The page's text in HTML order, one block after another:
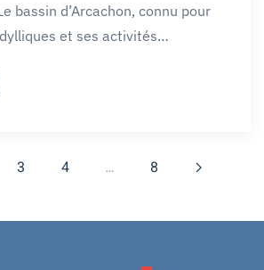
bassin d’Arcachon, connu pour
et ses activités…
3 4 … 8